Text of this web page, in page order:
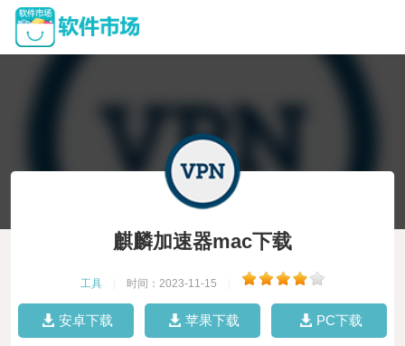
麒麟加速器mac下载
工具 时间：2023-11-15
安卓下载 苹果下载 PC下载